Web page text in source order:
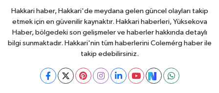
Hakkari haber, Hakkari'de meydana gelen güncel olayları takip
etmek için en güvenilir kaynaktır. Hakkari haberleri, Yüksekova
Haber, bölgedeki son gelişmeler ve haberler hakkında detaylı
bilgi sunmaktadır. Hakkari'nin tüm haberlerini Colemérg haber ile
takip edebilirsiniz.